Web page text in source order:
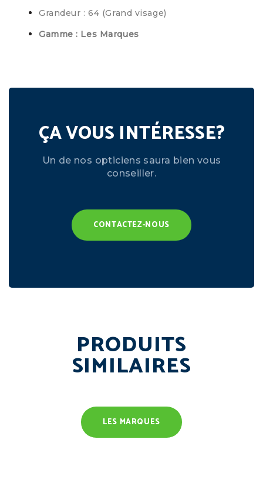
Grandeur : 64 (Grand visage)
Gamme : Les Marques
ÇA VOUS INTÉRESSE?
Un de nos opticiens saura bien vous
conseiller.
CONTACTEZ-NOUS
PRODUITS
SIMILAIRES
LES MARQUES